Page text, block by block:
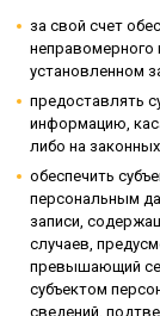
за свой счет
неправомерного
установленном
предоставлять
информацию,
либо на
обеспечить
персональным
записи,
случаев,
превышающий
субъектом
сведений,